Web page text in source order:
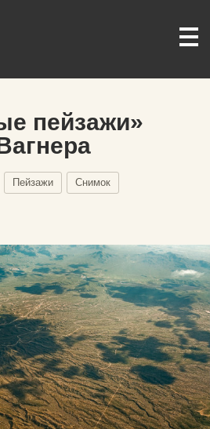
пейзажи»
Пейзажи Снимок